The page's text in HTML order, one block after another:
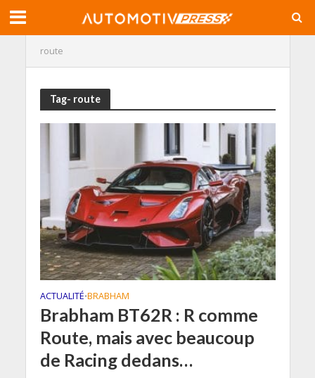
route
Tag- route
ACTUALITÉ•BRABHAM
Brabham BT62R : R comme
Route, mais avec beaucoup
de Racing dedans…